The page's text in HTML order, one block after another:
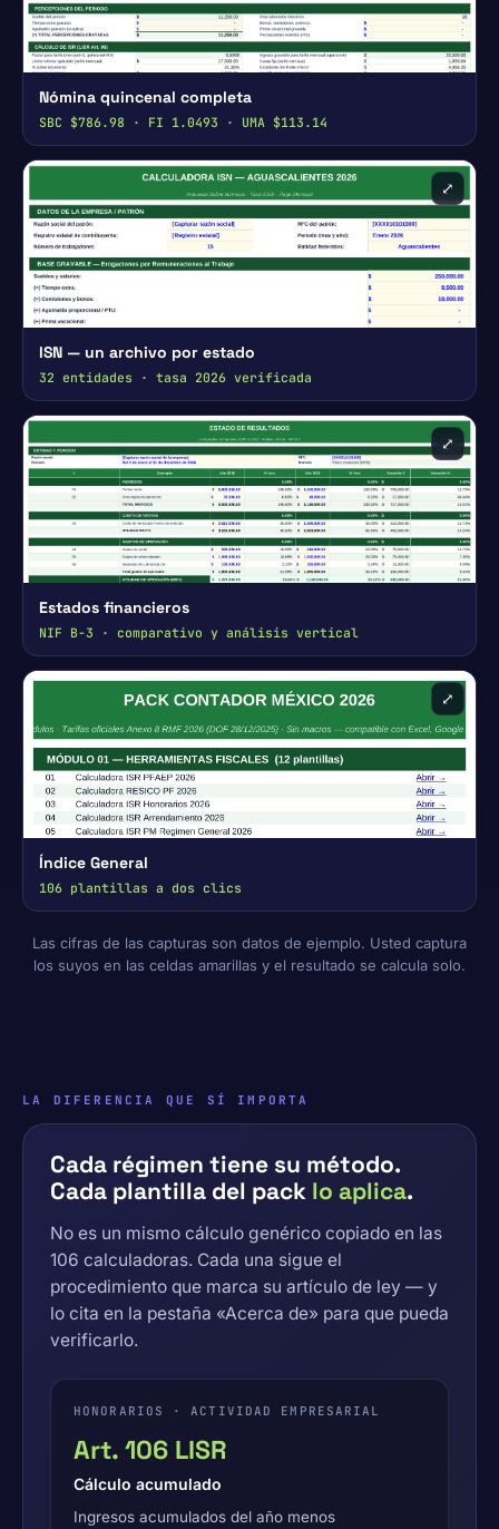
Nómina quincenal completa
SBC $786.98 · FI 1.0493 · UMA $113.14
⤢
ISN — un archivo por estado
32 entidades · tasa 2026 verificada
⤢
Estados financieros
NIF B-3 · comparativo y análisis vertical
⤢
Índice General
106 plantillas a dos clics
Las cifras de las capturas son datos de ejemplo. Usted captura
los suyos en las celdas amarillas y el resultado se calcula solo.
LA DIFERENCIA QUE SÍ IMPORTA
Cada régimen tiene su método.
Cada plantilla del pack lo aplica.
No es un mismo cálculo genérico copiado en las
106 calculadoras. Cada una sigue el
procedimiento que marca su artículo de ley — y
lo cita en la pestaña «Acerca de» para que pueda
verificarlo.
HONORARIOS · ACTIVIDAD EMPRESARIAL
Art. 106 LISR
Cálculo acumulado
Ingresos acumulados del año menos